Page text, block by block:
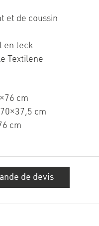
et de coussin
en teck
Textilene
cm
cm
cm
de devis